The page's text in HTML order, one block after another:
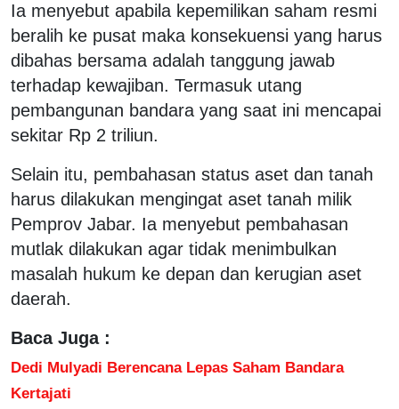
Ia menyebut apabila kepemilikan saham resmi
beralih ke pusat maka konsekuensi yang harus
dibahas bersama adalah tanggung jawab
terhadap kewajiban. Termasuk utang
pembangunan bandara yang saat ini mencapai
sekitar Rp 2 triliun.
Selain itu, pembahasan status aset dan tanah
harus dilakukan mengingat aset tanah milik
Pemprov Jabar. Ia menyebut pembahasan
mutlak dilakukan agar tidak menimbulkan
masalah hukum ke depan dan kerugian aset
daerah.
Baca Juga :
Dedi Mulyadi Berencana Lepas Saham Bandara
Kertajati